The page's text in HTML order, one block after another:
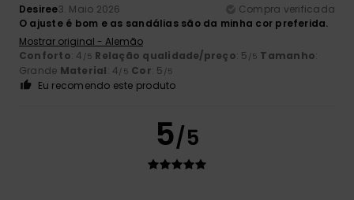
Desiree3. Maio 2026
Compra verificada
O ajuste é bom e as sandálias são da minha cor preferida.
Mostrar original - Alemão
Conforto: 4 /5 Relação qualidade/preço: 5 /5 Tamanho:
Grande Material: 4/5 Cor: 5 /5
Eu recomendo este produto
5/5